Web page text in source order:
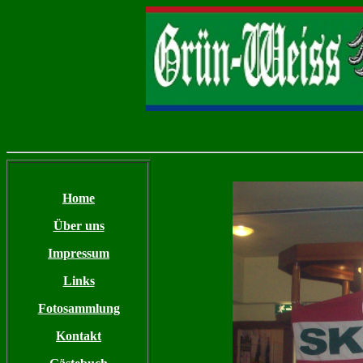
Home
Über uns
Impressum
Links
Fotosammlung
Kontakt